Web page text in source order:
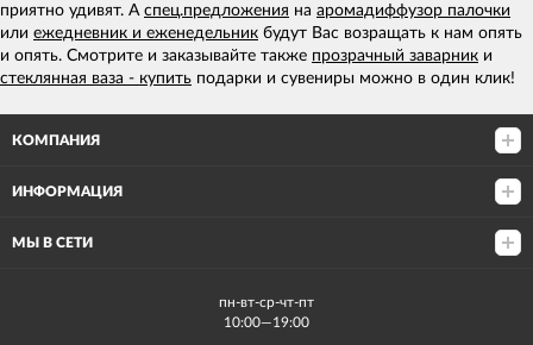
приятно удивят. А спец.предложения на аромадиффузор палочки
или ежедневник и еженедельник будут Вас возращать к нам опять
и опять. Смотрите и заказывайте также прозрачный заварник и
стеклянная ваза - купить подарки и сувениры можно в один клик!
КОМПАНИЯ
ИНФОРМАЦИЯ
МЫ В СЕТИ
пн-вт-ср-чт-пт
10:00—19:00